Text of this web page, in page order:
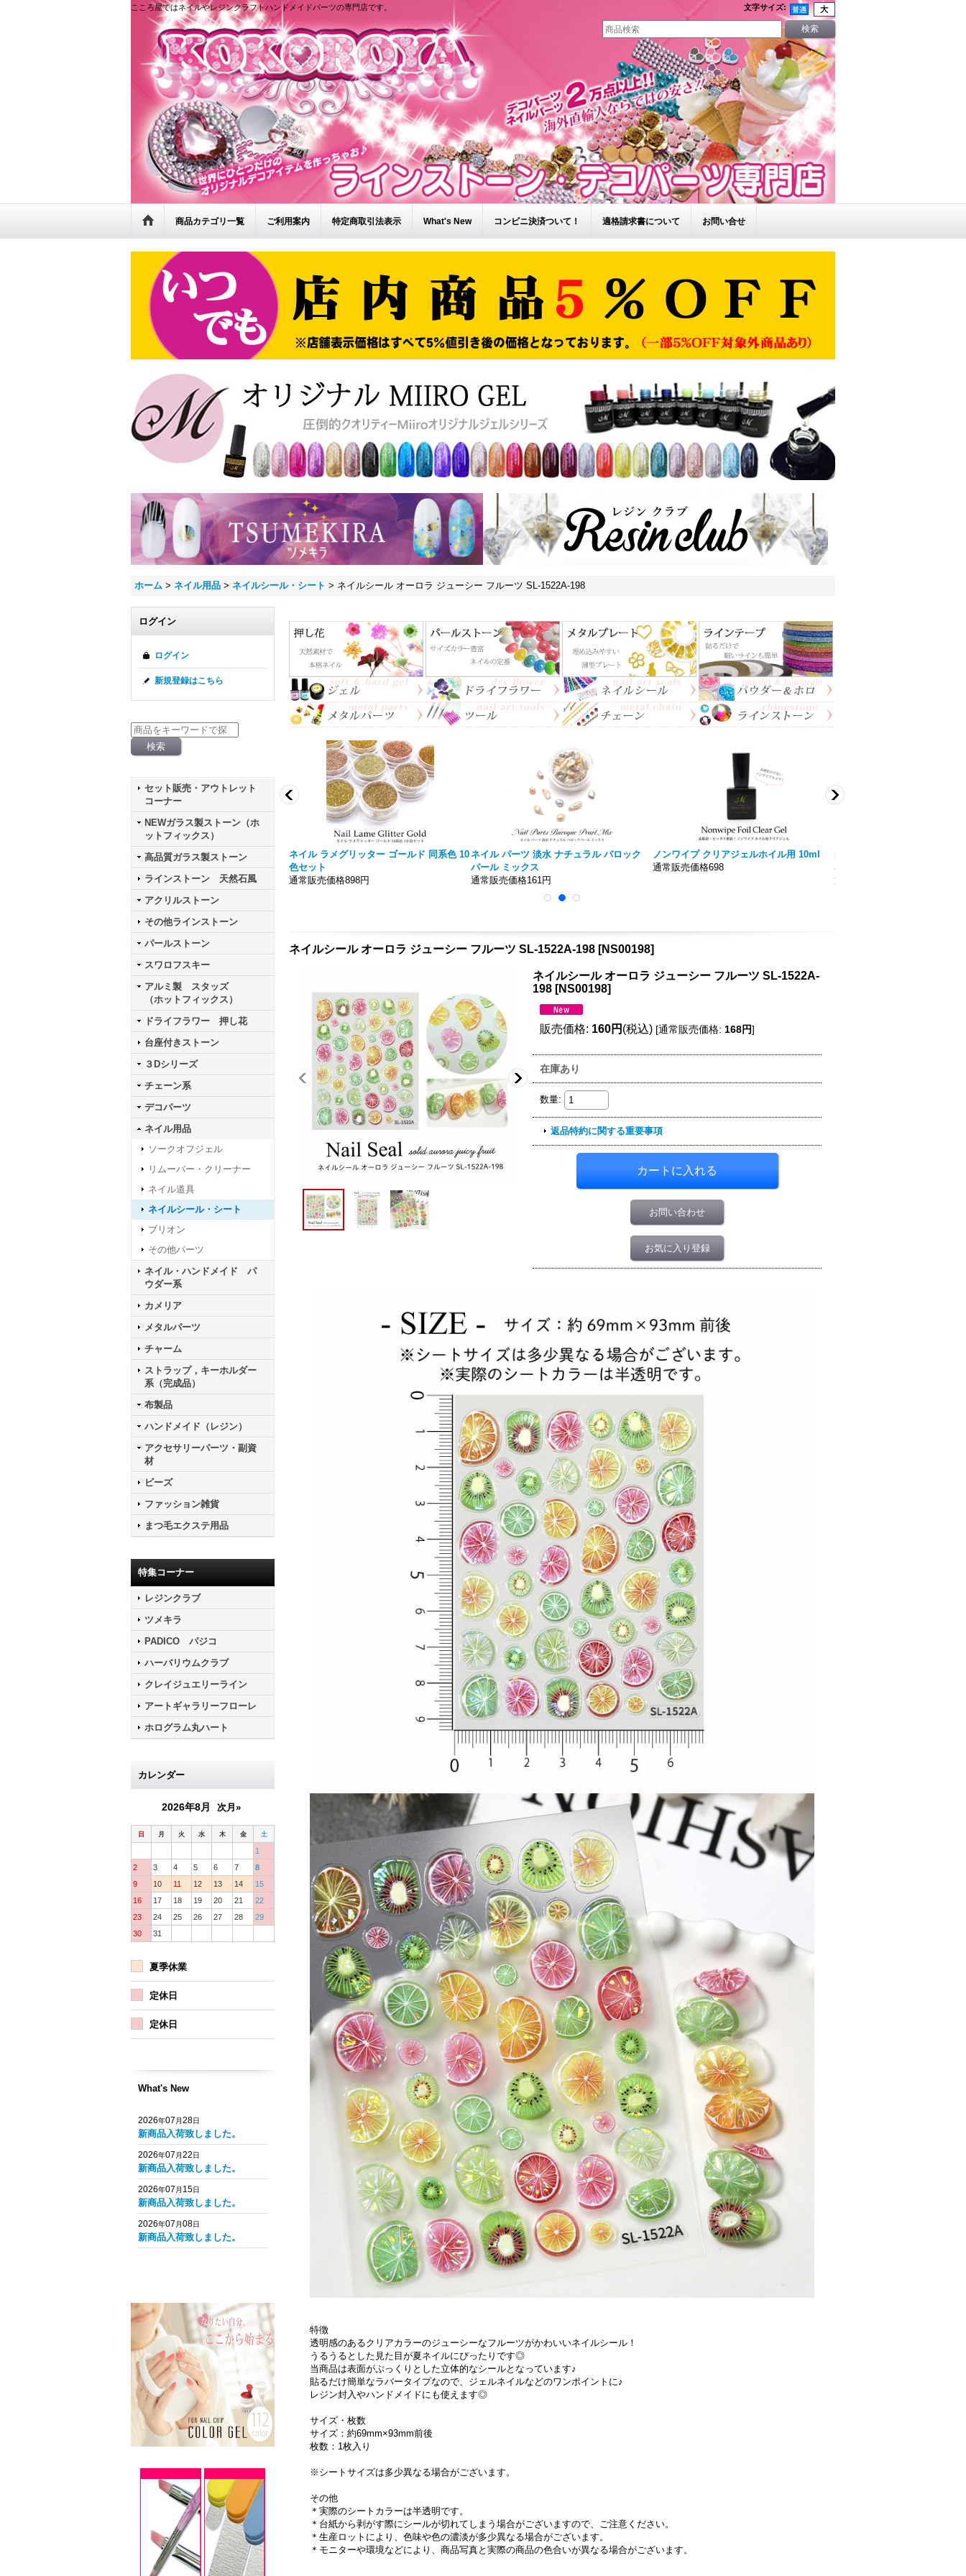
こころ屋ではネイルやレジンクラフトハンドメイドパーツの専門店です。 文字サイズ:
商品カテゴリ一覧 ご利用案内 特定商取引法表示 What's New コンビニ決済ついて！ 適格請求書について お問い合せ
ホーム > ネイル用品 > ネイルシール・シート > ネイルシール オーロラ ジューシー フルーツ SL-1522A-198
ログイン
ログイン
新規登録はこちら
セット販売・アウトレット
コーナー
NEWガラス製ストーン（ホ
ットフィックス）
高品質ガラス製ストーン
ラインストーン 天然石風
アクリルストーン
その他ラインストーン
パールストーン
スワロフスキー
アルミ製 スタッズ
（ホットフィックス）
ドライフラワー 押し花
台座付きストーン
３Dシリーズ
チェーン系
デコパーツ
ネイル用品
ソークオフジェル
リムーバー・クリーナー
ネイル道具
ネイルシール・シート
ブリオン
その他パーツ
ネイル・ハンドメイド パ
ウダー系
カメリア
メタルパーツ
チャーム
ストラップ，キーホルダー
系（完成品）
布製品
ハンドメイド（レジン）
アクセサリーパーツ・副資
材
ビーズ
ファッション雑貨
まつ毛エクステ用品
特集コーナー
レジンクラブ
ツメキラ
PADICO パジコ
ハーバリウムクラブ
クレイジュエリーライン
アートギャラリーフローレ
ホログラム丸ハート
カレンダー
2026年8月 次月»
日 月 火 水 木 金 土
1
2
3 4 5 6 7
8
9
10 11 12 13 14
15
16
17 18 19 20 21
22
23
24 25 26 27 28
29
30
31
夏季休業
定休日
定休日
What's New
2026年07 月28日
新商品入荷致しました。
2026年07 月22日
新商品入荷致しました。
2026年07 月 15日
新商品入荷致しました。
2026年07 月08日
新商品入荷致しました。
ニュアンス メタリック クロムパウダー ケ
ース入り
通常販売価格303円
ネイル ラメグリッター ゴールド 同系色 10
色セット
通常販売価格898円
ネイル パーツ 淡水 ナチュラル バロック
パール ミックス
通常販売価格161円
ノンワイプ クリアジェルホイル用 10ml
通常販売価格698
美色 Miiro】ノンワイプトッ
容量15ｍｌ 拭き取り不要！！
通常販売価格777円〜
ネイルシール オーロラ ジューシー フルーツ SL-1522A-198 [NS00198]
ネイルシール オーロラ ジューシー フルーツ SL-1522A-
198 [NS00198]
販売価格: 160円 (税込) [通常販売価格: 168円]
在庫あり
数量:
返品特約に関する重要事項
お問い合わせ
お気に入り登録
特徴
透明感のあるクリアカラーのジューシーなフルーツがかわいいネイルシール！
うるうるとした見た目が夏ネイルにぴったりです◎
当商品は表面がぷっくりとした立体的なシールとなっています♪
貼るだけ簡単なラバータイプなので、ジェルネイルなどのワンポイントに♪
レジン封入やハンドメイドにも使えます◎
サイズ・枚数
サイズ：約69mm×93mm前後
枚数：1枚入り
※シートサイズは多少異なる場合がございます。
その他
＊実際のシートカラーは半透明です。
＊台紙から剥がす際にシールが切れてしまう場合がございますので、ご注意ください。
＊生産ロットにより、色味や色の濃淡が多少異なる場合がございます。
＊モニターや環境などにより、商品写真と実際の商品の色合いが異なる場合がございます。